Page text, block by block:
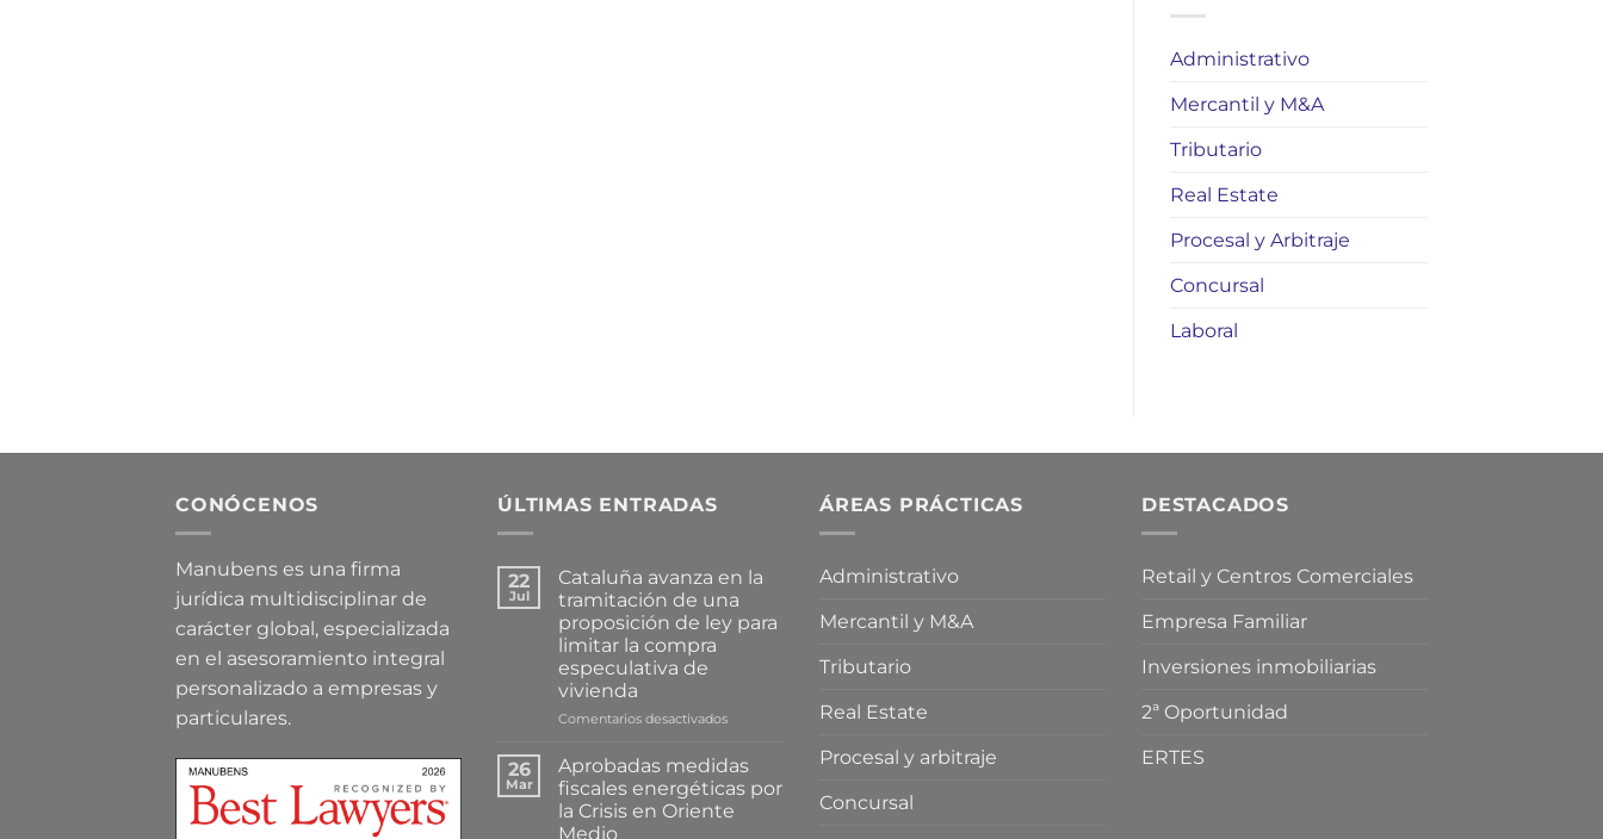
Administrativo
Mercantil y M&A
Tributario
Real Estate
Procesal y Arbitraje
Concursal
Laboral
CONÓCENOS
Manubens es una firma
jurídica multidisciplinar de
carácter global, especializada
en el asesoramiento integral
personalizado a empresas y
particulares.
ÚLTIMAS ENTRADAS
22
Jul
Cataluña avanza en la
tramitación de una
proposición de ley para
limitar la compra
especulativa de
vivienda
Comentarios desactivadosen
avanza
la
tramitación
26
Mar
Aprobadas medidas
fiscales energéticas por
la Crisis en Oriente
Medio
ÁREAS PRÁCTICAS
Administrativo
Mercantil y M&A
Tributario
Real Estate
Procesal y arbitraje
Concursal
DESTACADOS
Retail y Centros Comerciales
Empresa Familiar
Inversiones inmobiliarias
2ª Oportunidad
ERTES